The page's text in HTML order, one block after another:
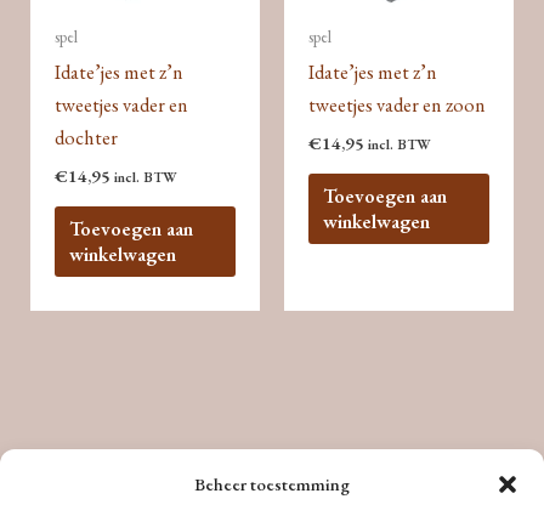
Beheer toestemming
spel
Idate’jes met z’n
tweetjes vader en
dochter
€14,95 incl. BTW
Toevoegen aan
winkelwagen
spel
Idate’jes met z’n
tweetjes vader en zoon
€14,95 incl. BTW
Toevoegen aan
winkelwagen